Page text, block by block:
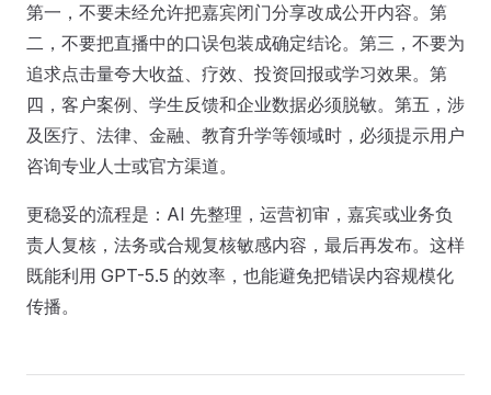
第一，不要未经允许把嘉宾闭门分享改成公开内容。第
二，不要把直播中的口误包装成确定结论。第三，不要为
追求点击量夸大收益、疗效、投资回报或学习效果。第
四，客户案例、学生反馈和企业数据必须脱敏。第五，涉
及医疗、法律、金融、教育升学等领域时，必须提示用户
咨询专业人士或官方渠道。
更稳妥的流程是：AI 先整理，运营初审，嘉宾或业务负
责人复核，法务或合规复核敏感内容，最后再发布。这样
既能利用 GPT-5.5 的效率，也能避免把错误内容规模化
传播。